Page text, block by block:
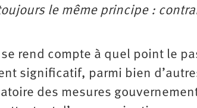
le même principe :
rend compte à quel point le
significatif, parmi bien
des mesures